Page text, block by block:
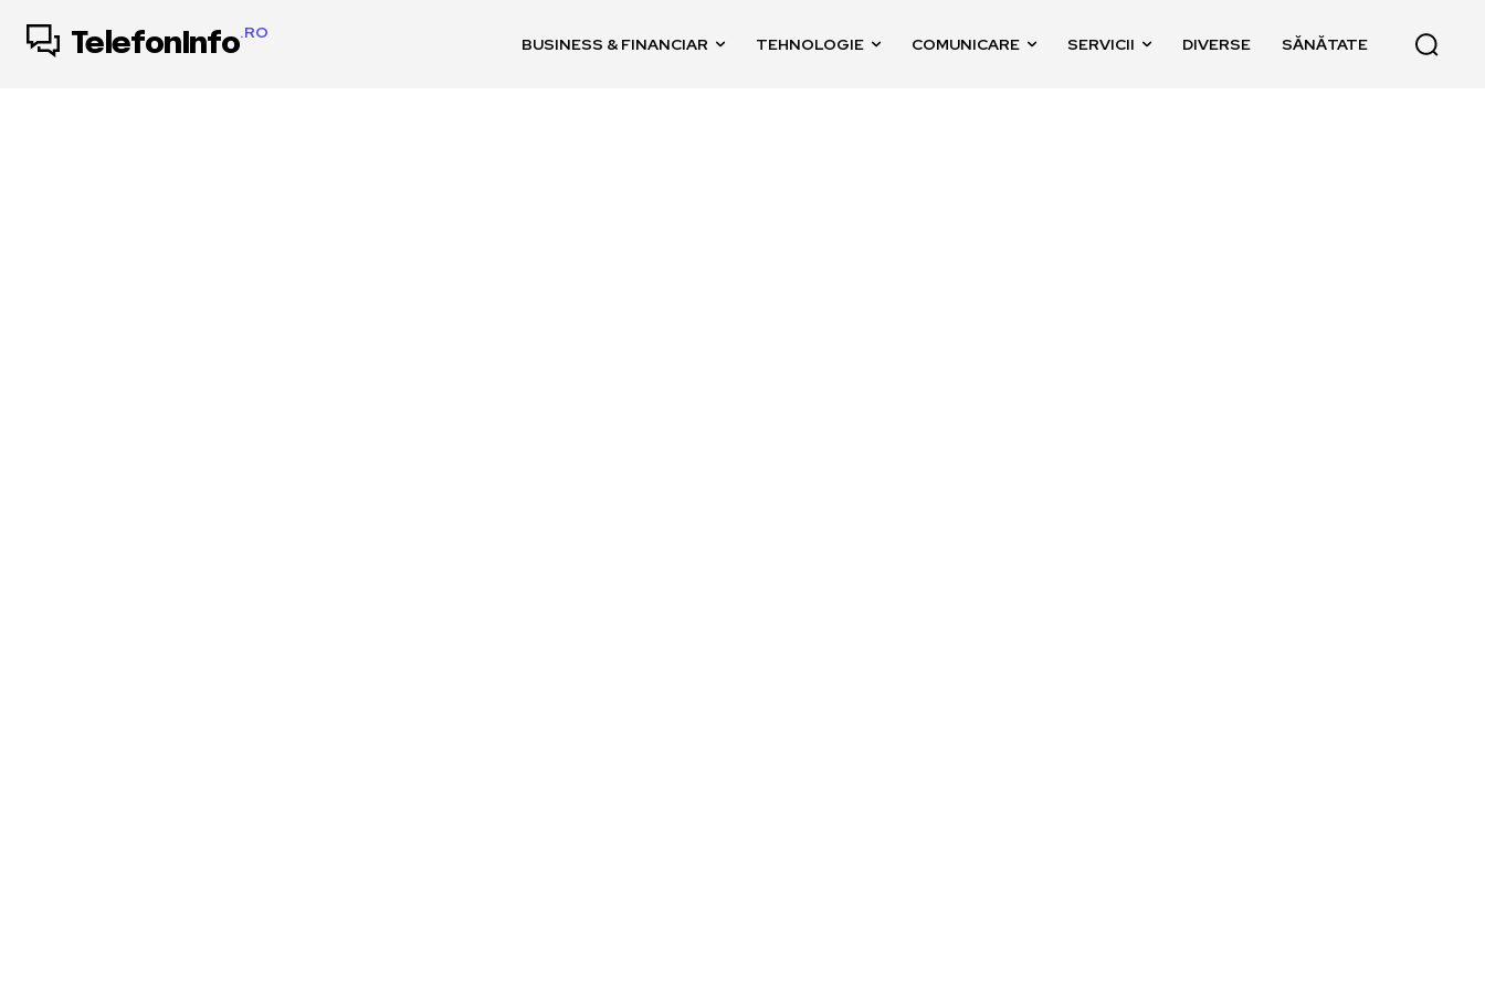
TelefonInfo.RO
BUSINESS & FINANCIAR TEHNOLOGIE COMUNICARE SERVICII DIVERSE SĂNĂTATE